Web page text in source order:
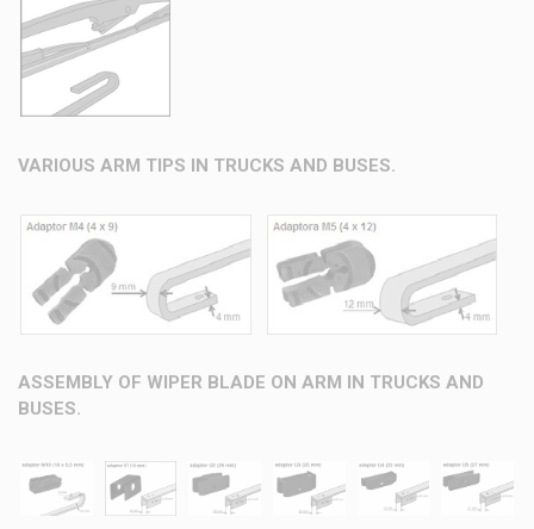
VARIOUS ARM TIPS IN TRUCKS AND BUSES.
ASSEMBLY OF WIPER BLADE ON ARM IN TRUCKS AND
BUSES.